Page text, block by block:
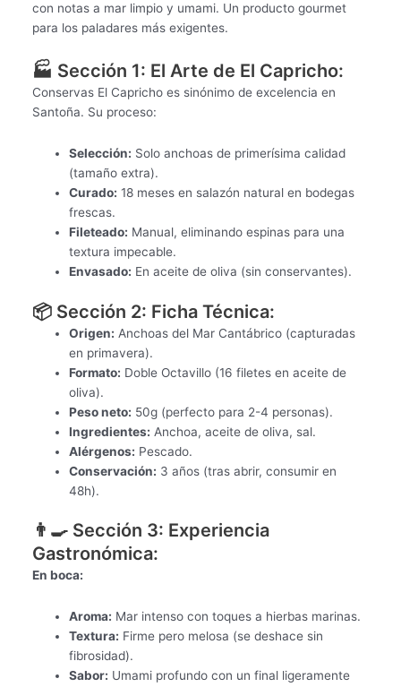
con notas a mar limpio y umami. Un producto gourmet
para los paladares más exigentes.
🏭 Sección 1: El Arte de El Capricho:
Conservas El Capricho es sinónimo de excelencia en
Santoña. Su proceso:
Selección: Solo anchoas de primerísima calidad
(tamaño extra).
Curado: 18 meses en salazón natural en bodegas
frescas.
Fileteado: Manual, eliminando espinas para una
textura impecable.
Envasado: En aceite de oliva (sin conservantes).
📦 Sección 2: Ficha Técnica:
Origen: Anchoas del Mar Cantábrico (capturadas
en primavera).
Formato: Doble Octavillo (16 filetes en aceite de
oliva).
Peso neto: 50g (perfecto para 2-4 personas).
Ingredientes: Anchoa, aceite de oliva, sal.
Alérgenos: Pescado.
Conservación: 3 años (tras abrir, consumir en
48h).
👨🍳 Sección 3: Experiencia
Gastronómica:
En boca:
Aroma: Mar intenso con toques a hierbas marinas.
Textura: Firme pero melosa (se deshace sin
fibrosidad).
Sabor: Umami profundo con un final ligeramente